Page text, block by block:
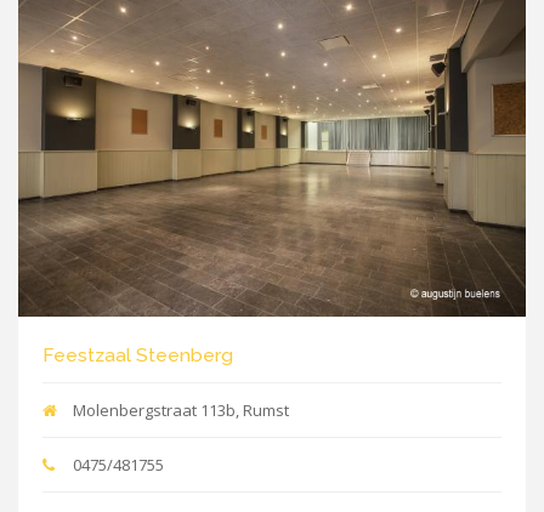
Feestzaal Steenberg
Molenbergstraat 113b, Rumst
0475/481755